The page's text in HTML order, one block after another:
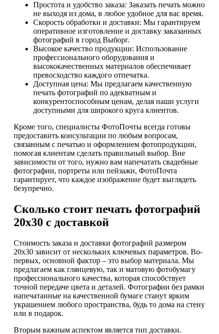
Простота и удобство заказа: Заказать печать можно
не выходя из дома, в любое удобное для вас время.
Скорость обработки и доставки: Мы гарантируем
оперативное изготовление и доставку заказанных
фотографий в город Выборг.
Высокое качество продукции: Использование
профессионального оборудования и
высококачественных материалов обеспечивает
превосходство каждого отпечатка.
Доступная цена: Мы предлагаем качественную
печать фотографий по адекватным и
конкурентоспособным ценам, делая наши услуги
доступными для широкого круга клиентов.
Кроме того, специалисты ФотоПочты всегда готовы
предоставить консультации по любым вопросам,
связанным с печатью и оформлением фотопродукции,
помогая клиентам сделать правильный выбор. Вне
зависимости от того, нужно вам напечатать свадебные
фотографии, портреты или пейзажи, ФотоПочта
гарантирует, что каждое изображение будет выглядеть
безупречно.
Сколько стоит печать фотографий
20х30 с доставкой
Стоимость заказа и доставки фотографий размером
20х30 зависит от нескольких ключевых параметров. Во-
первых, основной фактор – это выбор материала. Мы
предлагаем как глянцевую, так и матовую фотобумагу
профессионального качества, которая способствует
точной передаче цвета и деталей. Фотографии без рамки
напечатанные на качественной бумаге станут ярким
украшением любого пространства, будь то дома на стену
или в подарок.
Вторым важным аспектом является тип доставки.